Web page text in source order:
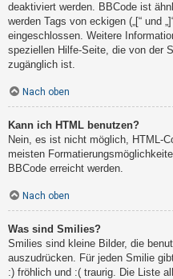
deaktiviert werden. BBCode ist
werden Tags von eckigen („[“ und
eingeschlossen. Weitere
speziellen Hilfe-Seite, die von der
zugänglich ist.
Nach oben
Kann ich HTML benutzen?
Nein, es ist nicht möglich, HTML-
meisten
BBCode erreicht werden.
Nach oben
Was sind Smilies?
Smilies sind kleine Bilder, die
auszudrücken. Für jeden Smilie
:) fröhlich und :( traurig. Die Liste